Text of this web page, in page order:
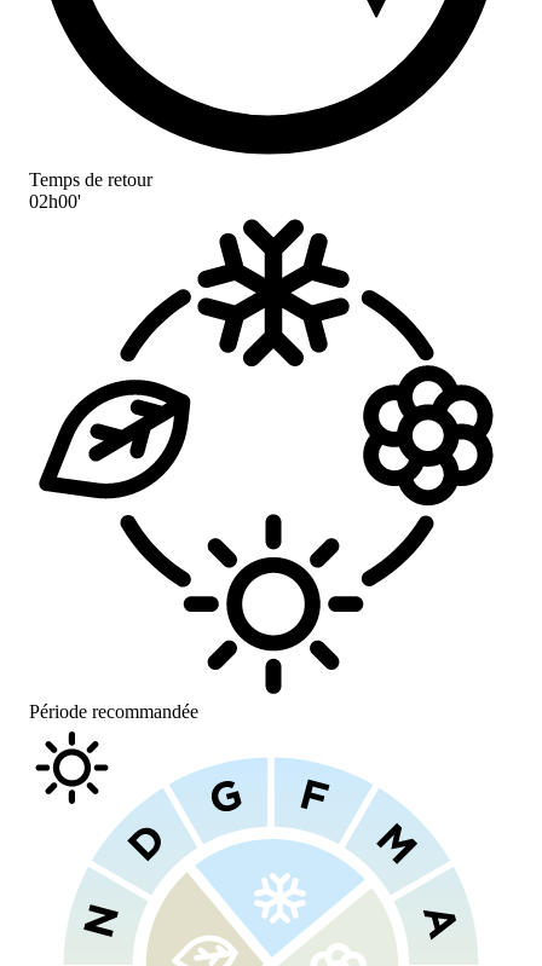
Temps de retour
02h00'
Période recommandée